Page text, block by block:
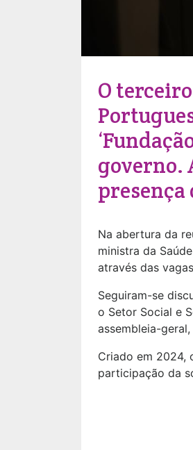
O
governo.
presença
Na abertura da
ministra da
através das
Seguiram-se
o Setor Social e
assembleia-
Criado em 2024,
participação da